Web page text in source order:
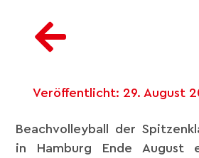
Veröffentlicht: 29. August
Beachvolleyball der
in Hamburg Ende August